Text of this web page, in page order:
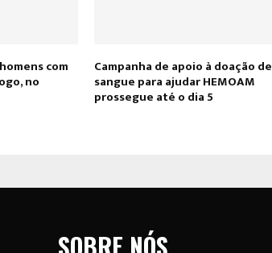
com
no
Campanha de apoio à doação de
sangue para ajudar HEMOAM
prossegue até o dia 5